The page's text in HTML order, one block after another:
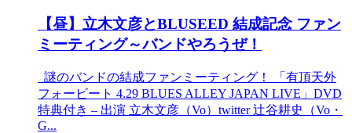
【昼】立木文彦とBLUSEED 結成記念 ファン
ミーティング～バンドやろうぜ！
謎のバンドの結成ファンミーティング！ 「有頂天外
フォービート 4.29 BLUES ALLEY JAPAN LIVE」DVD
特典付き – 出演 立木文彦（Vo）twitter 辻谷耕史（Vo・
G...